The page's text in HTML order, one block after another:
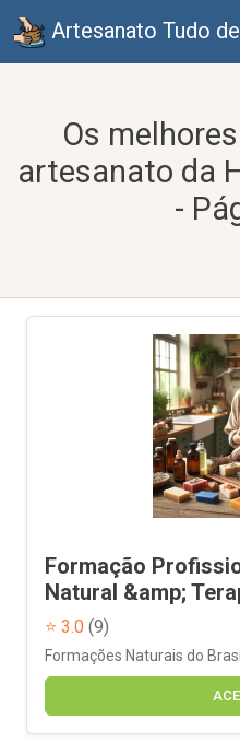
Artesanato Tudo
Os
artesanato da
-
Formação
Natural &amp;
⭐ 3.0 (9)
Formações Naturais do Brasil